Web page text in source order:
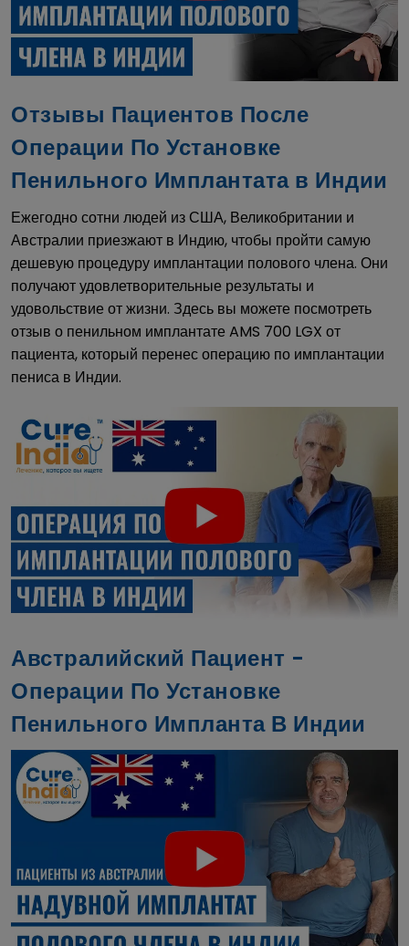
Отзывы Пациентов После
Операции По Установке
Пенильного Имплантата в Индии
Ежегодно сотни людей из США, Великобритании и
Австралии приезжают в Индию, чтобы пройти самую
дешевую процедуру имплантации полового члена. Они
получают удовлетворительные результаты и
удовольствие от жизни. Здесь вы можете посмотреть
отзыв о пенильном имплантате AMS 700 LGX от
пациента, который перенес операцию по имплантации
пениса в Индии.
Австралийский Пациент -
Операции По Установке
Пенильного Импланта В Индии